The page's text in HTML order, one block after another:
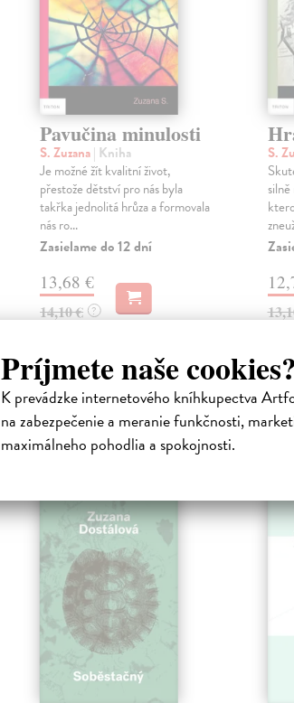
Príjmete naše cookies?
K prevádzke internetového kníhkupectva
na zabezpečenie a meranie funkčnosti,
maximálneho pohodlia a spokojnosti.
Pavučina minulosti
S. Zuzana| Kniha
Je možné žít kvalitní život,
přestože dětství pro nás byla
takřka jednolitá hrůza a formovala
nás ro...
Zasielame do 12 dní
13,68 €
14,10 € ?
S.
Čitatelia s